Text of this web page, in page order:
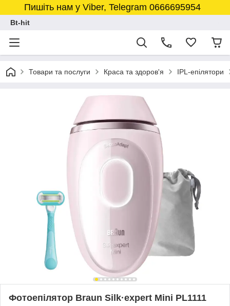
Пишіть нам у Viber, Telegram 0666695954
Bt-hit
Товари та послуги Краса та здоров'я IPL-епілятори
Фотоепілятор Braun Silk·expert Mini PL1111